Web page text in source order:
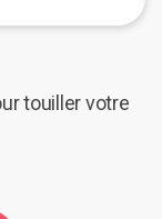
touiller votre